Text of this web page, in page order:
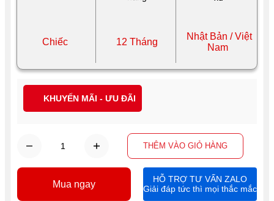
Chiếc 12 Tháng
Nhật Bản / Việt
Nam
THÊM VÀO GIỎ HÀNG
Mua ngay
HỖ TRỢ TƯ VẤN ZALO
Giải đáp tức thì mọi thắc mắc
KHUYẾN MÃI - ƯU ĐÃI